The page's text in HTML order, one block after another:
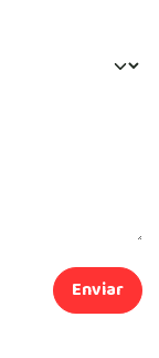
Enviar